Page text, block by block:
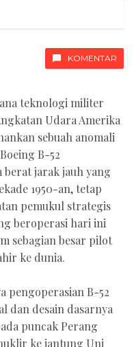
KOMENTAR
teknologi militer
Udara Amerika
sebuah anomali
B-52
jarak jauh yang
1950-an, tetap
pemukul strategis
beroperasi hari ini
sebagian besar pilot
ke dunia.
pengoperasian B-52
dan desain dasarnya
puncak Perang
ke jantung Uni